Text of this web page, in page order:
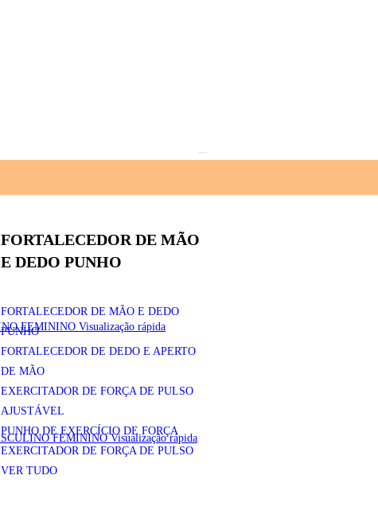
FORTALECEDOR DE MÃO
E DEDO PUNHO
FORTALECEDOR DE MÃO E DEDO
PUNHO
FORTALECEDOR DE DEDO E APERTO
DE MÃO
EXERCITADOR DE FORÇA DE PULSO
AJUSTÁVEL
PUNHO DE EXERCÍCIO DE FORÇA
EXERCITADOR DE FORÇA DE PULSO
VER TUDO
Visualização rápida
Visualização rápida